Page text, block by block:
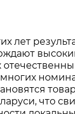
лет
что